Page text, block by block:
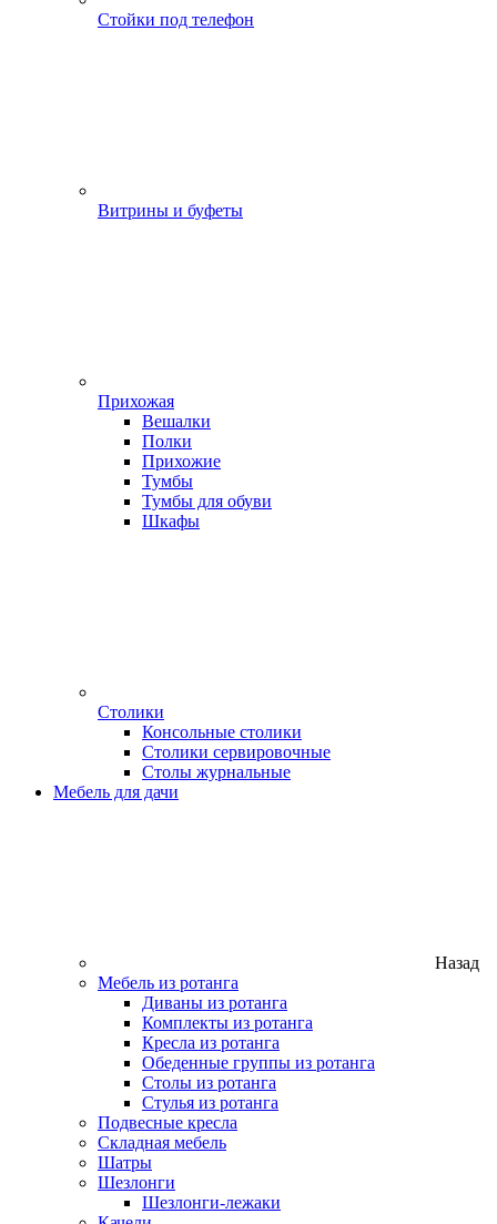
Стойки под телефон
Витрины и буфеты
Прихожая
Вешалки
Полки
Прихожие
Тумбы
Тумбы для обуви
Шкафы
Столики
Консольные столики
Столики сервировочные
Столы журнальные
Мебель для дачи
Назад
Мебель из ротанга
Диваны из ротанга
Комплекты из ротанга
Кресла из ротанга
Обеденные группы из ротанга
Столы из ротанга
Стулья из ротанга
Подвесные кресла
Складная мебель
Шатры
Шезлонги
Шезлонги-лежаки